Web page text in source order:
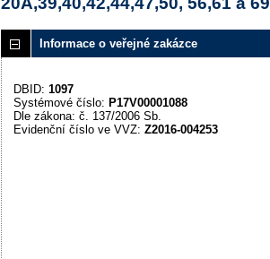
Informace o veřejné zakázce
DBID: 1097
Systémové číslo: P17V00001088
Dle zákona: č. 137/2006 Sb.
Evidenční číslo ve VVZ: Z2016-004253